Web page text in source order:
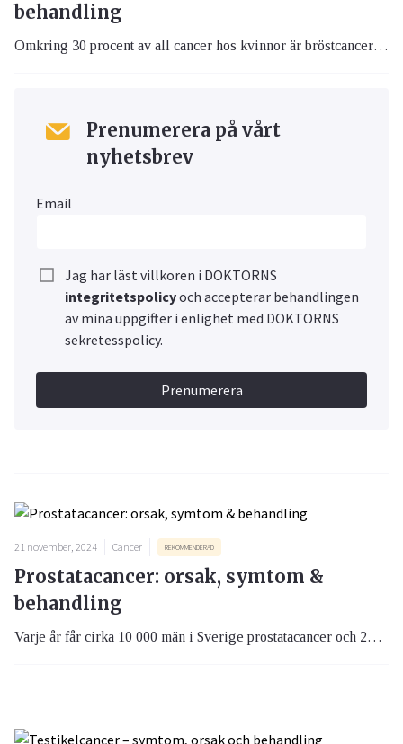
behandling
Omkring 30 procent av all cancer hos kvinnor är bröstcancer och ungefär 8000 kvinnor insjuknar varje år i Sverige. Bröstcancer är den vanligaste formen av cancer hos kvinnor. Här kan du bland annat läsa om vilka tecken man ska vara uppmärksam på, vart man kan vända sig om man misstänker bröstcancer och vad man som anhörig kan tänka på.
Prenumerera på vårt
nyhetsbrev
Email
Jag har läst villkoren i DOKTORNS
integritetspolicyoch accepterar behandlingen
av mina uppgifter i enlighet med DOKTORNS
sekretesspolicy.
Prenumerera
21 november, 2024 Cancer REKOMMENDERAD
Prostatacancer: orsak, symtom &
behandling
Varje år får cirka 10 000 män i Sverige prostatacancer och 2500 dör. Det gör prostatacancer till Sveriges vanligaste cancersjukdom. Ju tidigare sjukdomen upptäcks och behandlas, desto större är chansen att man blir bra.